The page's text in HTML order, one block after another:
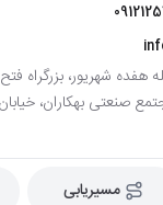
منطقه 18، محله هفده شهریور،
مسیریابی